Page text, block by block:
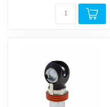
Er gaat veel geld ve...